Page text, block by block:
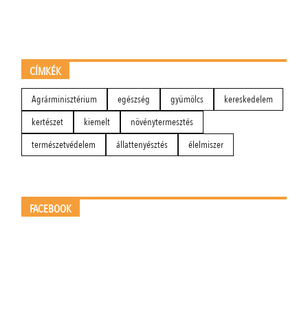
CÍMKÉK
Agrárminisztérium egészség gyümölcs
kereskedelem
kertészet
kiemelt
növénytermesztés
természetvédelem
állattenyésztés élelmiszer
FACEBOOK